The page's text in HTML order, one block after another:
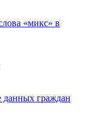
«микс» в
данных граждан